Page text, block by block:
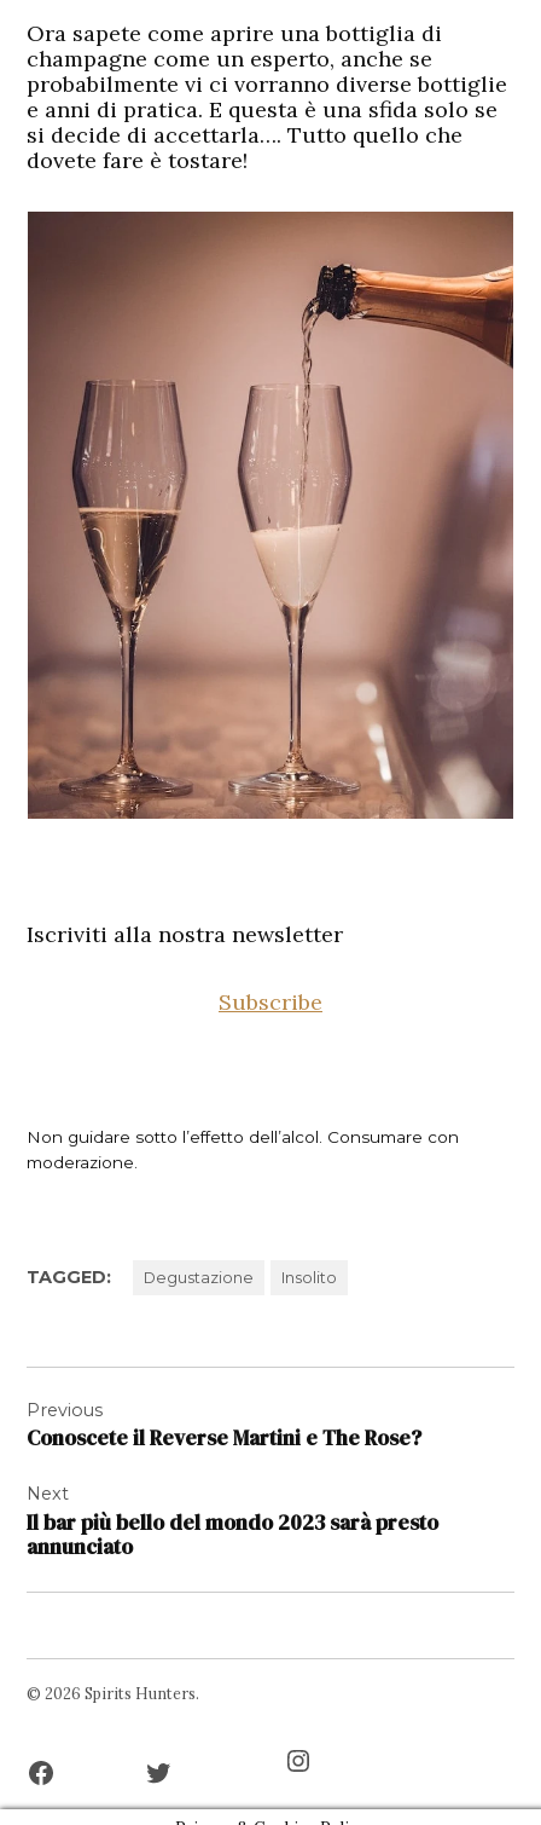
Ora sapete come aprire una bottiglia di
champagne come un esperto, anche se
probabilmente vi ci vorranno diverse bottiglie
e anni di pratica. E questa è una sfida solo se
si decide di accettarla…. Tutto quello che
dovete fare è tostare!
Iscriviti alla nostra newsletter
Subscribe
Non guidare sotto l’effetto dell’alcol. Consumare con
moderazione.
TAGGED: Degustazione Insolito
articoli
Previous
Conoscete il Reverse Martini e The Rose?
Next
Il bar più bello del mondo 2023 sarà presto
annunciato
© 2026 Spirits Hunters.